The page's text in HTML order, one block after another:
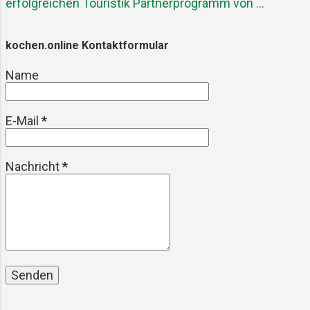
knusprige Reisschicht am Boden,
Valenciana – Das klassische Rezept
Reis (z. B. Bomba oder Calasparra)
800 ...
erfolgreichen Touristik Partnerprogramm von ...
kochen.online Kontaktformular
Name
E-Mail *
Nachricht*